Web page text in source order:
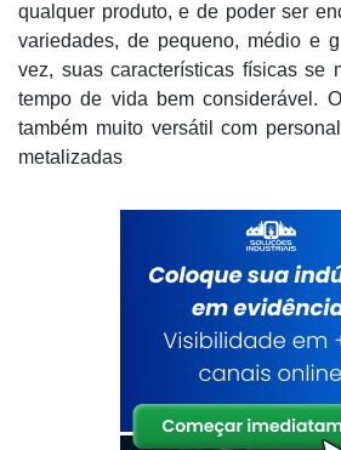
qualquer produto, e de poder ser
variedades, de pequeno, médio e
vez, suas características físicas se
tempo de vida bem considerável.
também muito versátil com
metalizadas